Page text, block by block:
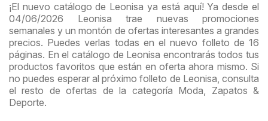
¡El nuevo catálogo de Leonisa ya está aquí! Ya desde el
04/06/2026 Leonisa trae nuevas promociones
semanales y un montón de ofertas interesantes a grandes
precios. Puedes verlas todas en el nuevo folleto de 16
páginas. En el catálogo de Leonisa encontrarás todos tus
productos favoritos que están en oferta ahora mismo. Si
no puedes esperar al próximo folleto de Leonisa, consulta
el resto de ofertas de la categoría Moda, Zapatos &
Deporte.